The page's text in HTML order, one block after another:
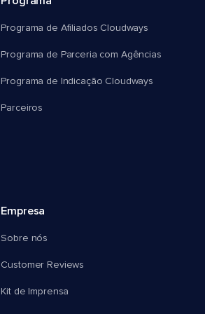
Programa de Afiliados Cloudways
Programa de Parceria com Agências
Programa de Indicação Cloudways
Parceiros
Empresa
Sobre nós
Customer Reviews
Kit de Imprensa